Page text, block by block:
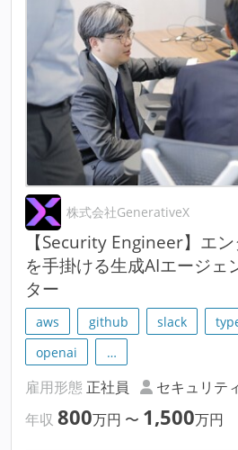
株式会社GenerativeX
【Security Engineer】エ
を手掛ける生成AIエージェ
ター
aws github slack
openai
…
雇用形態 正社員 セキュリテ
年収 800万円 〜 1,500万円